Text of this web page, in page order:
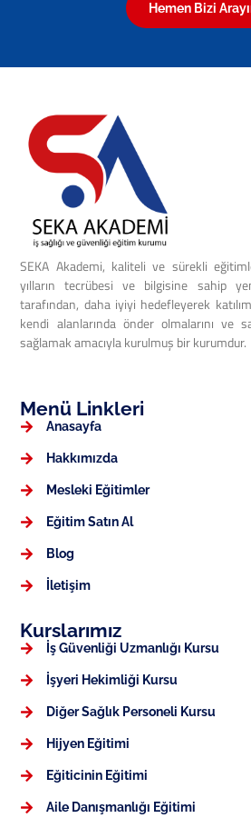
Hemen Bizi
SEKA Akademi, kaliteli ve sürekli
yılların tecrübesi ve bilgisine sahip
tarafından, daha iyiyi hedefleyerek
kendi alanlarında önder olmalarını ve
sağlamak amacıyla kurulmuş bir kurumdur.
Menü Linkleri
Anasayfa
Hakkımızda
Mesleki Eğitimler
Eğitim Satın Al
Blog
İletişim
Kurslarımız
İş Güvenliği Uzmanlığı Kursu
İşyeri Hekimliği Kursu
Diğer Sağlık Personeli Kursu
Hijyen Eğitimi
Eğiticinin Eğitimi
Aile Danışmanlığı Eğitimi